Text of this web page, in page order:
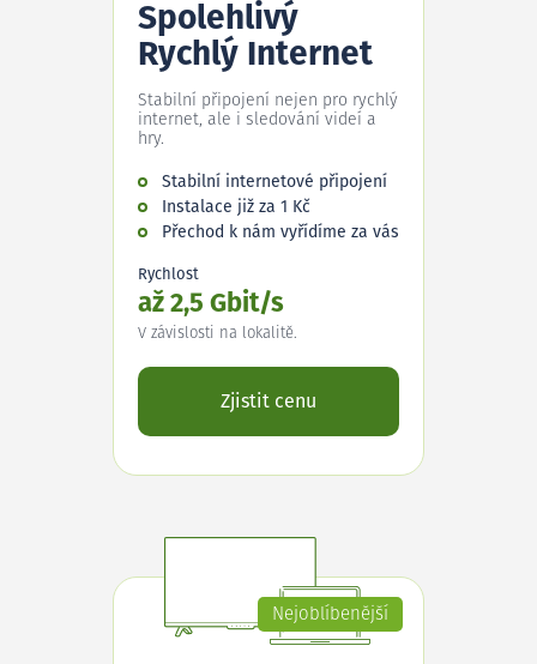
Spolehlivý
Rychlý Internet
Stabilní připojení nejen pro rychlý
internet, ale i sledování videí a
hry.
Stabilní internetové připojení
Instalace již za 1 Kč
Přechod k nám vyřídíme za vás
Rychlost
až 2,5 Gbit/s
V závislosti na lokalitě.
Zjistit cenu
Nejoblíbenější